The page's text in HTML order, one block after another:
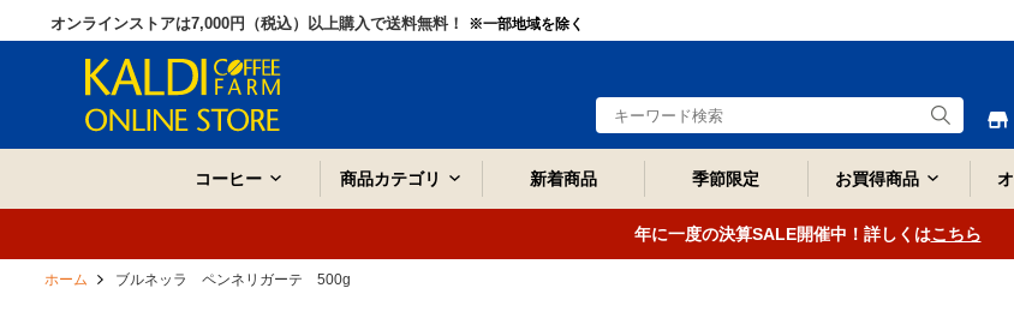
オンラインストアは7,000円（税込）以上購入で送料無料！ ※一部地域を除く
コーヒー 商品カテゴリ 新着商品 季節限定 お買得商品
年に一度の決算SALE開催中！詳しくはこちら
ホーム ブルネッラ ペンネリガーテ 500g